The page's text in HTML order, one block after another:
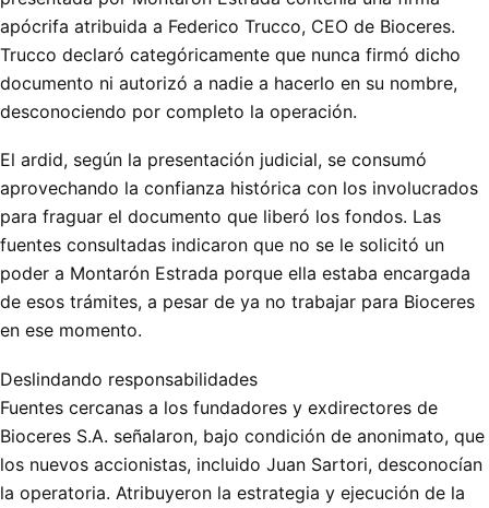
apócrifa atribuida a Federico Trucco, CEO de Bioceres.
Trucco declaró categóricamente que nunca firmó dicho
documento ni autorizó a nadie a hacerlo en su nombre,
desconociendo por completo la operación.
El ardid, según la presentación judicial, se consumó
aprovechando la confianza histórica con los involucrados
para fraguar el documento que liberó los fondos. Las
fuentes consultadas indicaron que no se le solicitó un
poder a Montarón Estrada porque ella estaba encargada
de esos trámites, a pesar de ya no trabajar para Bioceres
en ese momento.
Deslindando responsabilidades
Fuentes cercanas a los fundadores y exdirectores de
Bioceres S.A. señalaron, bajo condición de anonimato, que
los nuevos accionistas, incluido Juan Sartori, desconocían
la operatoria. Atribuyeron la estrategia y ejecución de la